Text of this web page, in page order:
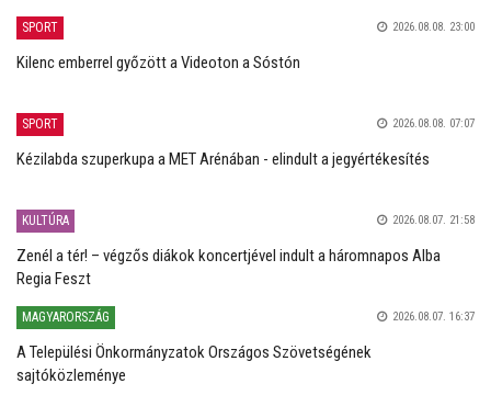
SPORT 2026.08.08. 23:00
Kilenc emberrel győzött a Videoton a Sóstón
SPORT 2026.08.08. 07:07
Kézilabda szuperkupa a MET Arénában - elindult a jegyértékesítés
KULTÚRA 2026.08.07. 21:58
Zenél a tér! – végzős diákok koncertjével indult a háromnapos Alba
Regia Feszt
MAGYARORSZÁG 2026.08.07. 16:37
A Települési Önkormányzatok Országos Szövetségének
sajtóközleménye